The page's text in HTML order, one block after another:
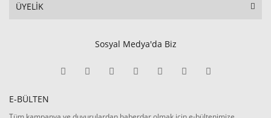
ÜYELİK
Sosyal Medya'da Biz
E-BÜLTEN